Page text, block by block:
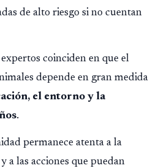
de alto riesgo si no cuentan
coinciden en que el
depende en gran medida
el entorno y la
.
permanece atenta a la
a las acciones que puedan